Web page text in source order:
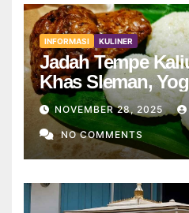
INFORMASI KULINER
Jadah Tempe
Khas Sleman,
NOVEMBER 28, 2025
NO COMMENTS